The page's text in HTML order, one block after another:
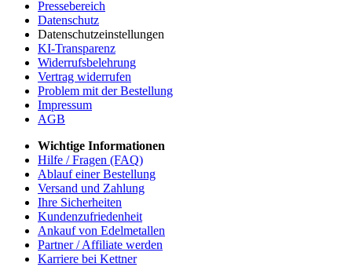
Pressebereich
Datenschutz
Datenschutzeinstellungen
KI-Transparenz
Widerrufsbelehrung
Vertrag widerrufen
Problem mit der Bestellung
Impressum
AGB
Wichtige Informationen
Hilfe / Fragen (FAQ)
Ablauf einer Bestellung
Versand und Zahlung
Ihre Sicherheiten
Kundenzufriedenheit
Ankauf von Edelmetallen
Partner / Affiliate werden
Karriere bei Kettner